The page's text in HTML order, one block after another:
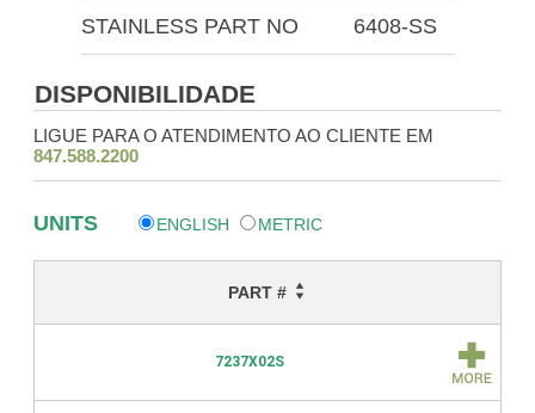
STAINLESS PART NO 6408-SS
DISPONIBILIDADE
LIGUE PARA O ATENDIMENTO AO CLIENTE EM
847.588.2200
UNITS ENGLISH METRIC
PART #
7237X02S